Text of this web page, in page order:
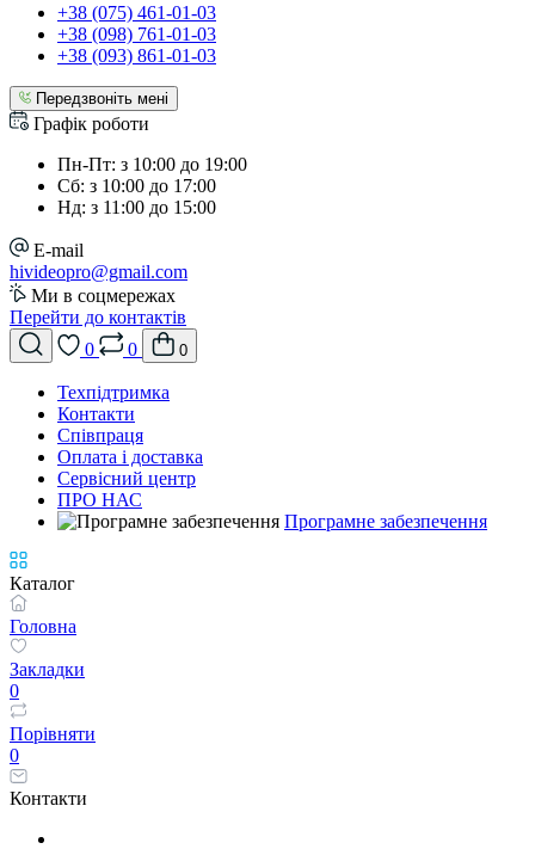
+38 (075) 461-01-03
+38 (098) 761-01-03
+38 (093) 861-01-03
Передзвоніть мені
Графік роботи
Пн-Пт: з 10:00 до 19:00
Сб: з 10:00 до 17:00
Нд: з 11:00 до 15:00
E-mail
hivideopro@gmail.com
Ми в соцмережах
Перейти до контактів
0
0 0
Техпідтримка
Контакти
Співпраця
Оплата і доставка
Сервісний центр
ПРО НАС
Програмне забезпечення
Каталог
Головна
Закладки
0
Порівняти
0
Контакти